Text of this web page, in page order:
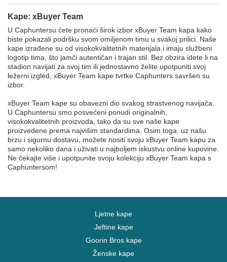
Kape: xBuyer Team
U Caphuntersu ćete pronaći širok izbor xBuyer Team kapa kako
biste pokazali podršku svom omiljenom timu u svakoj prilici. Naše
kape izrađene su od visokokvalitetnih materijala i imaju službeni
logotip tima, što jamči autentičan i trajan stil. Bez obzira idete li na
stadion navijati za svoj tim ili jednostavno želite upotpuniti svoj
ležerni izgled, xBuyer Team kape tvrtke Caphunters savršen su
izbor.
xBuyer Team kape su obavezni dio svakog strastvenog navijača.
U Caphuntersu smo posvećeni ponudi originalnih,
visokokvalitetnih proizvoda, tako da su sve naše kape
proizvedene prema najvišim standardima. Osim toga, uz našu
brzu i sigurnu dostavu, možete nositi svoju xBuyer Team kapu za
samo nekoliko dana i uživati u najboljem iskustvu online kupovine.
Ne čekajte više i upotpunite svoju kolekciju xBuyer Team kapa s
Caphuntersom!
Ljetne kape
Jeftine kape
Goorin Bros kape
Ženske kape